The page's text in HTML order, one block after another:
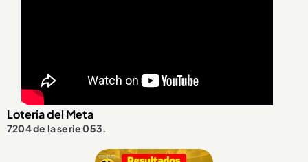
Lotería del Meta
7204 de la serie 053.